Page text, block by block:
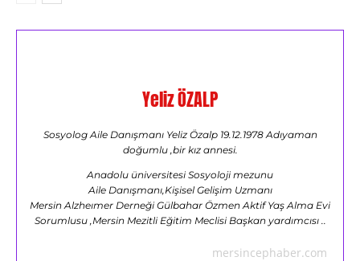
Yeliz ÖZALP
Sosyolog Aile Danışmanı Yeliz Özalp 19.12.1978 Adıyaman
doğumlu ,bir kız annesi.
Anadolu üniversitesi Sosyoloji mezunu
Aile Danışmanı,Kişisel Gelişim Uzmanı
Mersin Alzheımer Derneği Gülbahar Özmen Aktif Yaş Alma Evi
Sorumlusu ,Mersin Mezitli Eğitim Meclisi Başkan yardımcısı ..
mersincephaber.com